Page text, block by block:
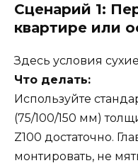
Сценарий 1:
квартире или
Здесь условия
Что делать:
Используйте
(75/100/150 мм)
Z100 достаточно.
монтировать, не